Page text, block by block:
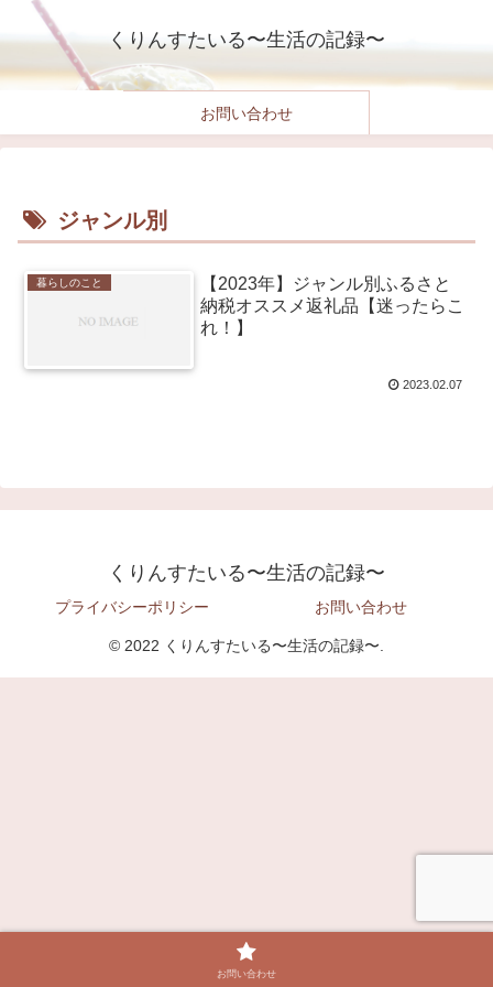
くりんすたいる〜生活の記録〜
お問い合わせ
ジャンル別
暮らしのこと
【2023年】ジャンル別ふるさと
納税オススメ返礼品【迷ったらこ
れ！】
2023.02.07
くりんすたいる〜生活の記録〜
プライバシーポリシー お問い合わせ
© 2022 くりんすたいる〜生活の記録〜.
お問い合わせ